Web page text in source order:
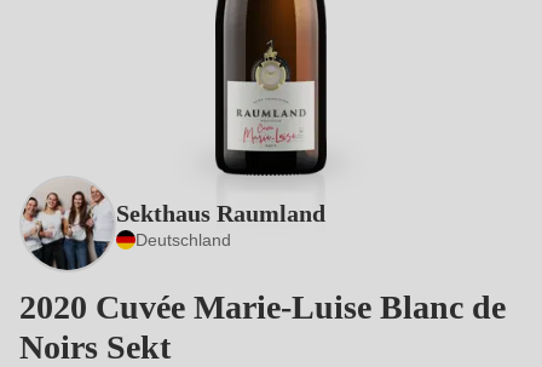
Sekthaus Raumland
Deutschland
2020 Cuvée Marie-Luise Blanc de
Noirs Sekt